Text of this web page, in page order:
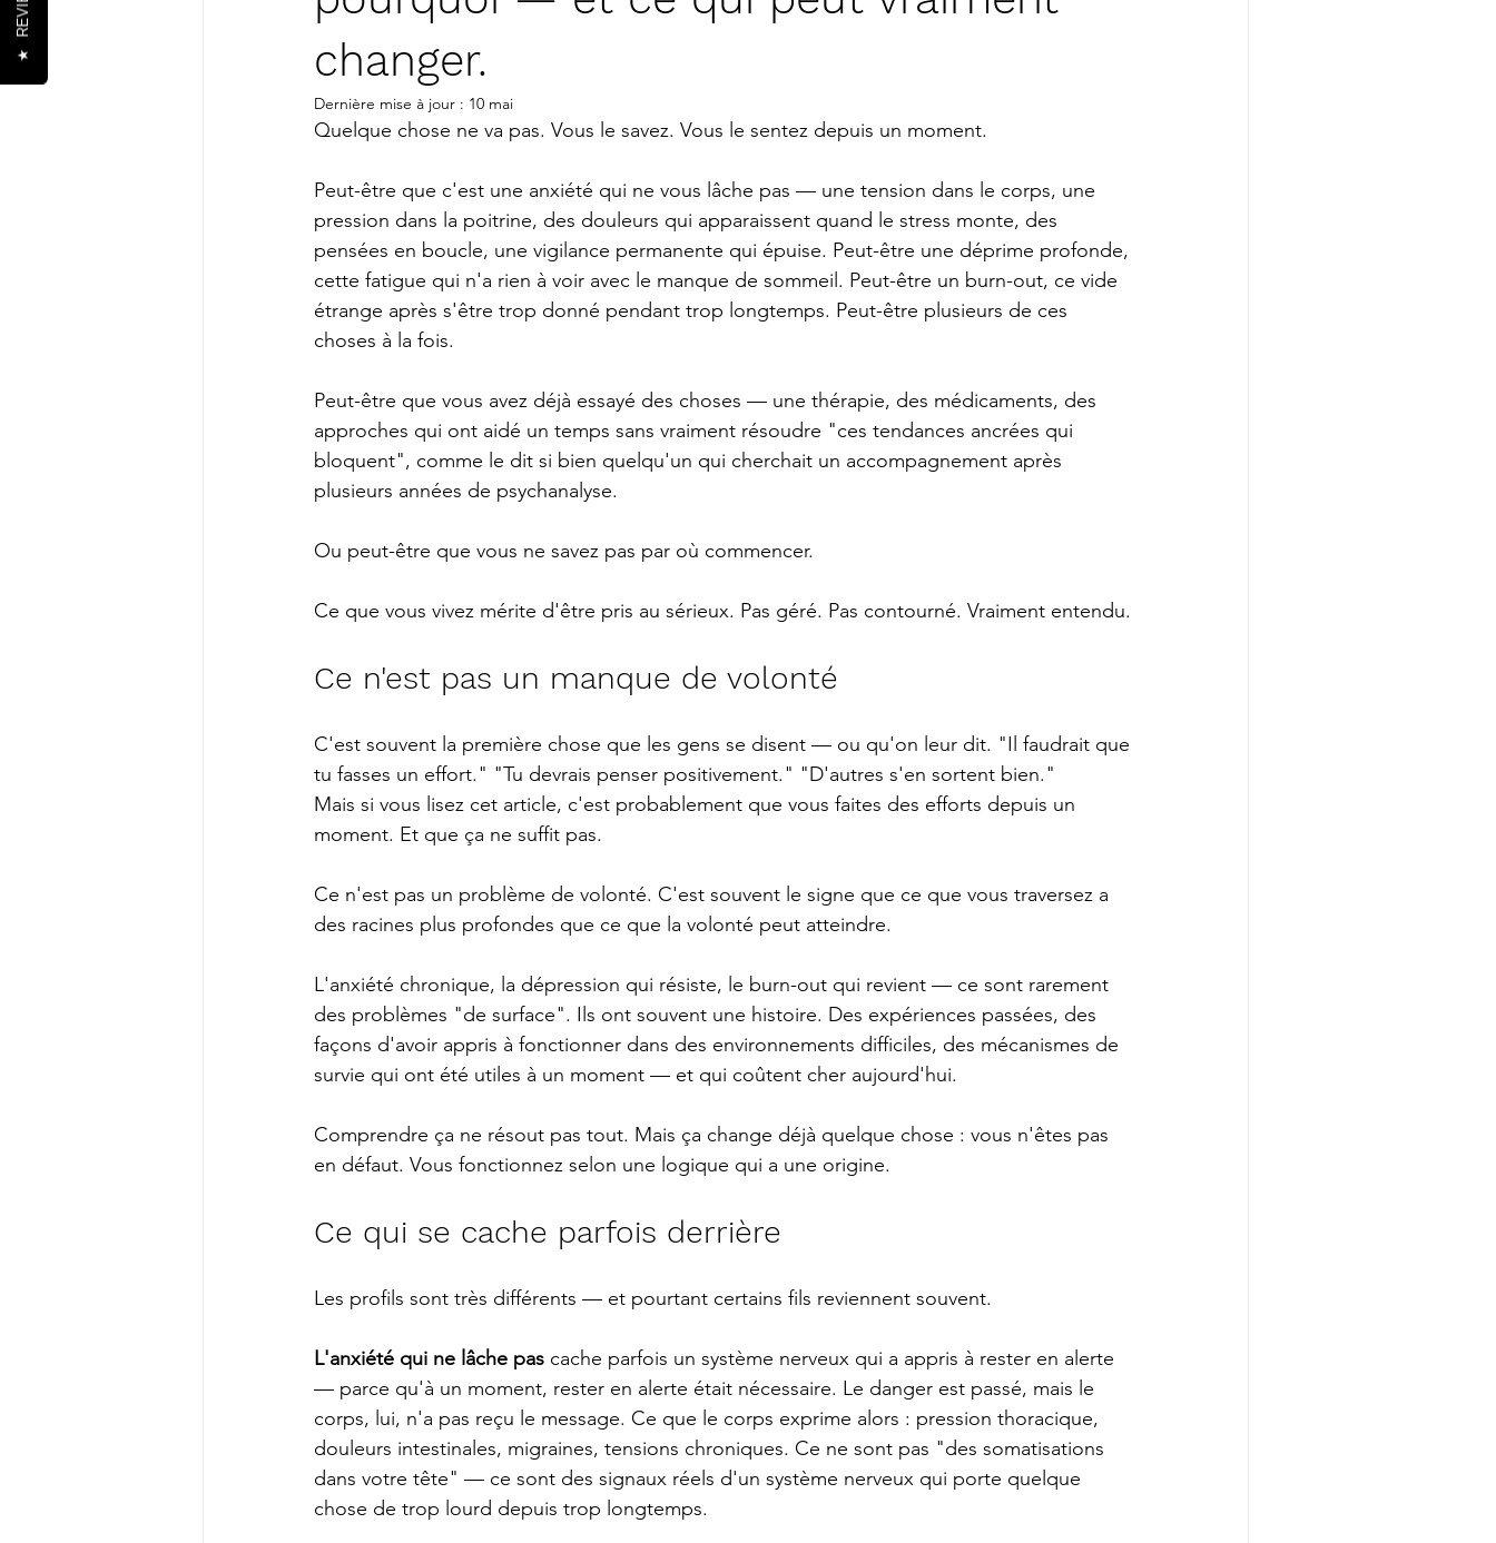
changer.
Dernière mise à jour : 10 mai
Quelque chose ne va pas. Vous le savez. Vous le sentez depuis un moment.
Peut-être que c'est une anxiété qui ne vous lâche pas — une tension dans le corps, une
pression dans la poitrine, des douleurs qui apparaissent quand le stress monte, des
pensées en boucle, une vigilance permanente qui épuise. Peut-être une déprime profonde,
cette fatigue qui n'a rien à voir avec le manque de sommeil. Peut-être un burn-out, ce vide
étrange après s'être trop donné pendant trop longtemps. Peut-être plusieurs de ces
choses à la fois.
Peut-être que vous avez déjà essayé des choses — une thérapie, des médicaments, des
approches qui ont aidé un temps sans vraiment résoudre "ces tendances ancrées qui
bloquent", comme le dit si bien quelqu'un qui cherchait un accompagnement après
plusieurs années de psychanalyse.
Ou peut-être que vous ne savez pas par où commencer.
Ce que vous vivez mérite d'être pris au sérieux. Pas géré. Pas contourné. Vraiment entendu.
Ce n'est pas un manque de volonté
C'est souvent la première chose que les gens se disent — ou qu'on leur dit. "Il faudrait que
tu fasses un effort." "Tu devrais penser positivement." "D'autres s'en sortent bien."
Mais si vous lisez cet article, c'est probablement que vous faites des efforts depuis un
moment. Et que ça ne suffit pas.
Ce n'est pas un problème de volonté. C'est souvent le signe que ce que vous traversez a
des racines plus profondes que ce que la volonté peut atteindre.
L'anxiété chronique, la dépression qui résiste, le burn-out qui revient — ce sont rarement
des problèmes "de surface". Ils ont souvent une histoire. Des expériences passées, des
façons d'avoir appris à fonctionner dans des environnements difficiles, des mécanismes de
survie qui ont été utiles à un moment — et qui coûtent cher aujourd'hui.
Comprendre ça ne résout pas tout. Mais ça change déjà quelque chose : vous n'êtes pas
en défaut. Vous fonctionnez selon une logique qui a une origine.
Ce qui se cache parfois derrière
Les profils sont très différents — et pourtant certains fils reviennent souvent.
L'anxiété qui ne lâche pas cache parfois un système nerveux qui a appris à rester en alerte
— parce qu'à un moment, rester en alerte était nécessaire. Le danger est passé, mais le
corps, lui, n'a pas reçu le message. Ce que le corps exprime alors : pression thoracique,
douleurs intestinales, migraines, tensions chroniques. Ce ne sont pas "des somatisations
dans votre tête" — ce sont des signaux réels d'un système nerveux qui porte quelque
chose de trop lourd depuis trop longtemps.
★